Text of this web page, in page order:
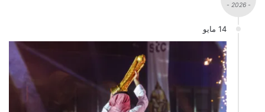
- 2026 -
14 مايو